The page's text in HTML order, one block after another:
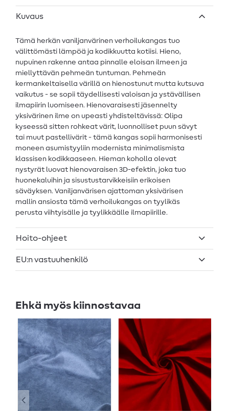
Kuvaus
Tämä herkän vaniljanvärinen verhoilukangas tuo
välittömästi lämpöä ja kodikkuutta kotiisi. Hieno,
nupuinen rakenne antaa pinnalle eloisan ilmeen ja
miellyttävän pehmeän tuntuman. Pehmeän
kermankeltaisella värillä on hienostunut mutta kutsuva
vaikutus - se sopii täydellisesti valoisan ja ystävällisen
ilmapiirin luomiseen. Hienovaraisesti jäsennelty
yksivärinen ilme on upeasti yhdisteltävissä: Olipa
kyseessä sitten rohkeat värit, luonnolliset puun sävyt
tai muut pastellivärit - tämä kangas sopii harmonisesti
moneen asumistyyliin modernista minimalismista
klassisen kodikkaaseen. Hieman koholla olevat
nystyrät luovat hienovaraisen 3D-efektin, joka tuo
huonekaluihin ja sisustustarvikkeisiin erikoisen
säväyksen. Vaniljanvärisen ajattoman yksivärisen
mallin ansiosta tämä verhoilukangas on tyylikäs
perusta viihtyisälle ja tyylikkäälle ilmapiirille.
Hoito-ohjeet
EU:n vastuuhenkilö
Ehkä myös kiinnostavaa